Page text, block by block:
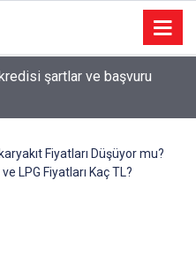
şartlar ve başvuru
Fiyatları Düşüyor mu?
LPG Fiyatları Kaç TL?